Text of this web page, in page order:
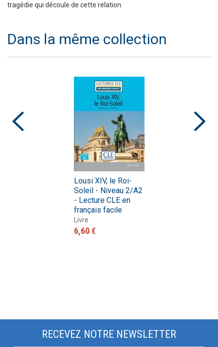
tragédie qui découle de cette relation.
Dans la même collection
Lousi XIV, le Roi-
Soleil - Niveau 2/A2
- Lecture CLE en
français facile
Livre
6,60 €
RECEVEZ NOTRE NEWSLETTER